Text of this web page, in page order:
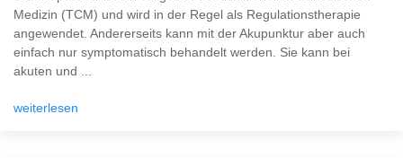
Medizin (TCM) und wird in der Regel als Regulationstherapie
angewendet. Andererseits kann mit der Akupunktur aber auch
einfach nur symptomatisch behandelt werden. Sie kann bei
akuten und ...
weiterlesen